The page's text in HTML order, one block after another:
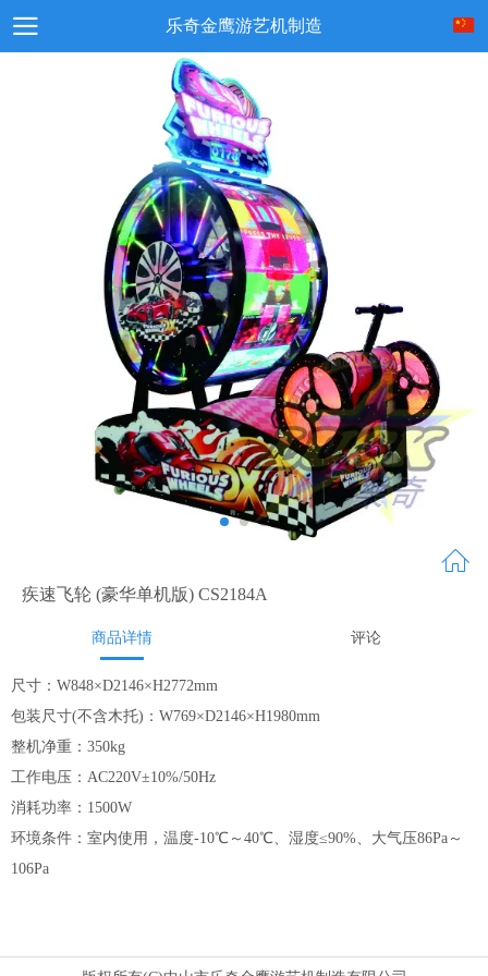
乐奇金鹰游艺机制造
疾速飞轮 (豪华单机版) CS2184A
商品详情 评论
尺寸：W848×D2146×H2772mm
包装尺寸(不含木托)：W769×D2146×H1980mm
整机净重：350kg
工作电压：AC220V±10%/50Hz
消耗功率：1500W
环境条件：室内使用，温度-10℃～40℃、湿度≤90%、大气压86Pa～
106Pa